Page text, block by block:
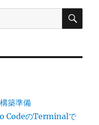
検
築準備
CodeのTerminalで